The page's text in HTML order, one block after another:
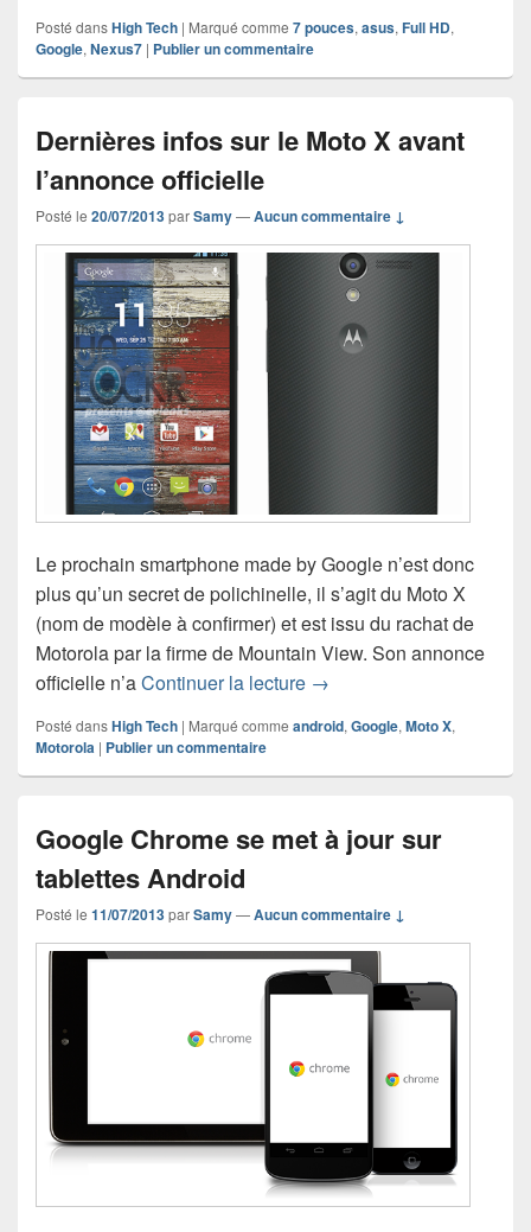
Posté dansHigh Tech | Marqué comme 7 pouces, asus, Full HD,
Google, Nexus7 | Publier un commentaire
Dernières infos sur le Moto X avant
l’annonce officielle
Posté le 20/07/2013parSamy—Aucun commentaire ↓
Le prochain smartphone made by Google n’est donc
plus qu’un secret de polichinelle, il s’agit du Moto X
(nom de modèle à confirmer) et est issu du rachat de
Motorola par la firme de Mountain View. Son annonce
officielle n’aContinuer la lecture Dernières infos sur le
→
Posté dansHigh Tech | Marqué comme android, Google, Moto X,
Motorola | Publier un commentaire
Google Chrome se met à jour sur
tablettes Android
Posté le 11/07/2013parSamy—Aucun commentaire ↓